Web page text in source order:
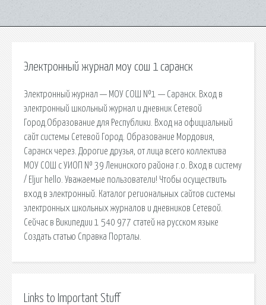
Электронный журнал моу сош 1 саранск
Электронный журнал — МОУ СОШ №1 — Саранск. Вход в
электронный школьный журнал и дневник Сетевой
Город.Образование для Республики. Вход на официальный
сайт системы Сетевой Город. Образование Мордовия,
Саранск через. Дорогие друзья, от лица всего коллектива
МОУ СОШ с УИОП № 39 Ленинского района г.о. Вход в систему
/ Eljur hello. Уважаемые пользователи! Чтобы осуществить
вход в электронный. Каталог региональных сайтов системы
электронных школьных журналов и дневников Сетевой.
Сейчас в Википедии 1 540 977 статей на русском языке
Создать статью Справка Порталы.
Links to Important Stuff